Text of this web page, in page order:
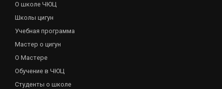
О школе ЧЮЦ
Школы цигун
Учебная программа
Мастер о цигун
О Мастере
Обучение в ЧЮЦ
Студенты о школе